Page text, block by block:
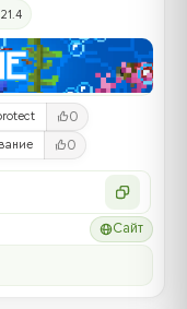
0
0
Сайт